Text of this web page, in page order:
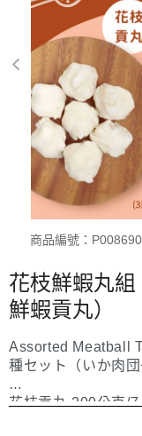
商品編號：
花枝鮮蝦丸
鮮蝦貢丸）
Assorted Meatball
種セット（いか肉
花枝貢丸 200公克/
花枝蝦丸 200公克/